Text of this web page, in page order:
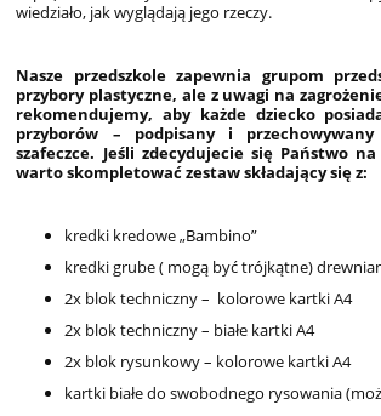
wiedziało, jak wyglądają jego rzeczy.
Nasze przedszkole zapewnia grupom
przybory plastyczne, ale z uwagi na
rekomendujemy, aby każde dziecko
przyborów – podpisany i
szafeczce. Jeśli zdecydujecie się Państwo
warto skompletować zestaw składający się z:
kredki kredowe „Bambino”
kredki grube ( mogą być trójkątne)
2x blok techniczny – kolorowe kartki A4
2x blok techniczny – białe kartki A4
2x blok rysunkowy – kolorowe kartki A4
kartki białe do swobodnego rysowania